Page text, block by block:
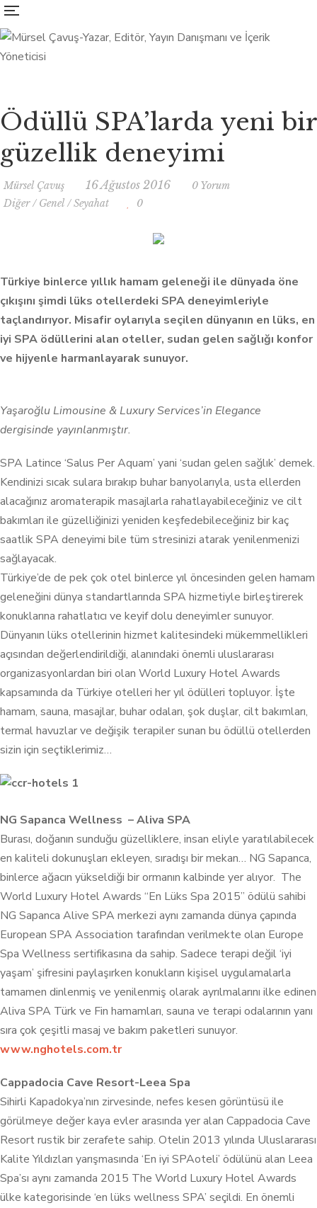
Ödüllü SPA’larda yeni bir
güzellik deneyimi
Mürsel Çavuş 16 Ağustos 2016
0 Yorum
Diğer/ Genel /Seyahat 0
Türkiye binlerce yıllık hamam geleneği ile dünyada öne
çıkışını şimdi lüks otellerdeki SPA deneyimleriyle
taçlandırıyor. Misafir oylarıyla seçilen dünyanın en lüks, en
iyi SPA ödüllerini alan oteller, sudan gelen sağlığı konfor
ve hijyenle harmanlayarak sunuyor.
Yaşaroğlu Limousine & Luxury Services’in Elegance
dergisinde yayınlanmıştır.
SPA Latince ‘Salus Per Aquam’ yani ‘sudan gelen sağlık’ demek.
Kendinizi sıcak sulara bırakıp buhar banyolarıyla, usta ellerden
alacağınız aromaterapik masajlarla rahatlayabileceğiniz ve cilt
bakımları ile güzelliğinizi yeniden keşfedebileceğiniz bir kaç
saatlik SPA deneyimi bile tüm stresinizi atarak yenilenmenizi
sağlayacak.
Türkiye’de de pek çok otel binlerce yıl öncesinden gelen hamam
geleneğini dünya standartlarında SPA hizmetiyle birleştirerek
konuklarına rahatlatıcı ve keyif dolu deneyimler sunuyor.
Dünyanın lüks otellerinin hizmet kalitesindeki mükemmellikleri
açısından değerlendirildiği, alanındaki önemli uluslararası
organizasyonlardan biri olan World Luxury Hotel Awards
kapsamında da Türkiye otelleri her yıl ödülleri topluyor. İşte
hamam, sauna, masajlar, buhar odaları, şok duşlar, cilt bakımları,
termal havuzlar ve değişik terapiler sunan bu ödüllü otellerden
sizin için seçtiklerimiz…
NG Sapanca Wellness – Aliva SPA
Burası, doğanın sunduğu güzelliklere, insan eliyle yaratılabilecek
en kaliteli dokunuşları ekleyen, sıradışı bir mekan… NG Sapanca,
binlerce ağacın yükseldiği bir ormanın kalbinde yer alıyor. The
World Luxury Hotel Awards “En Lüks Spa 2015” ödülü sahibi
NG Sapanca Alive SPA merkezi aynı zamanda dünya çapında
European SPA Association tarafından verilmekte olan Europe
Spa Wellness sertifikasına da sahip. Sadece terapi değil ‘iyi
yaşam’ şifresini paylaşırken konukların kişisel uygulamalarla
tamamen dinlenmiş ve yenilenmiş olarak ayrılmalarını ilke edinen
Aliva SPA Türk ve Fin hamamları, sauna ve terapi odalarının yanı
sıra çok çeşitli masaj ve bakım paketleri sunuyor.
www.nghotels.com.tr
Cappadocia Cave Resort-Leea Spa
Sihirli Kapadokya’nın zirvesinde, nefes kesen görüntüsü ile
görülmeye değer kaya evler arasında yer alan Cappadocia Cave
Resort rustik bir zerafete sahip. Otelin 2013 yılında Uluslararası
Kalite Yıldızları yarışmasında ‘En iyi SPAoteli’ ödülünü alan Leea
Spa’sı aynı zamanda 2015 The World Luxury Hotel Awards
ülke kategorisinde ‘en lüks wellness SPA’ seçildi. En önemli